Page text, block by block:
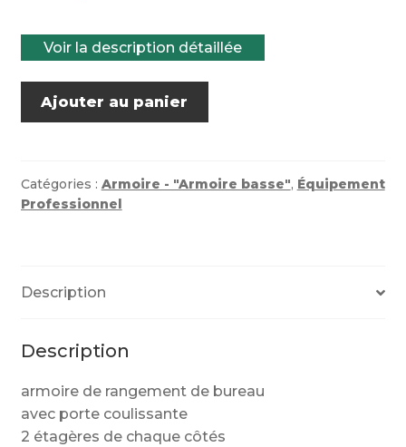
Voir la description détaillée
quantité
rangement
Ajouter au panier
Catégories : Armoire - "Armoire basse", Équipement
Professionnel
Description
Description
armoire de rangement de bureau
avec porte coulissante
2 étagères de chaque côtés